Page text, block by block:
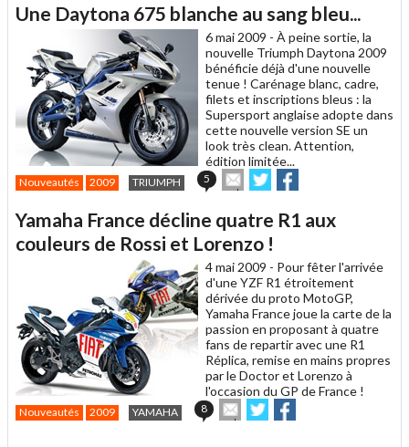
à
un
ami
Une Daytona 675 blanche au sang bleu...
6 mai 2009 - À peine sortie, la
nouvelle Triumph Daytona 2009
bénéficie déjà d'une nouvelle
tenue ! Carénage blanc, cadre,
filets et inscriptions bleus : la
Supersport anglaise adopte dans
cette nouvelle version SE un
look très clean. Attention,
édition limitée...
Nouveautés 2009 TRIUMPH 5
Envoyer
cet
à
un
ami
Partager
sur sur
Yamaha France décline quatre R1 aux
couleurs de Rossi et Lorenzo !
4 mai 2009 - Pour fêter l'arrivée
d'une YZF R1 étroitement
dérivée du proto MotoGP,
Yamaha France joue la carte de la
passion en proposant à quatre
fans de repartir avec une R1
Réplica, remise en mains propres
par le Doctor et Lorenzo à
l'occasion du GP de France !
Nouveautés 2009 YAMAHA 8
Envoyer
cet
Partager
sur sur